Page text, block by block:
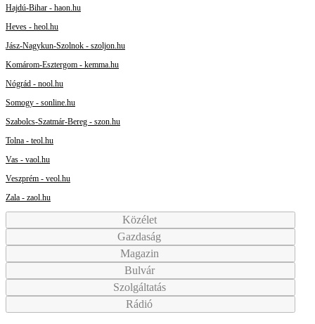
Hajdú-Bihar - haon.hu
Heves - heol.hu
Jász-Nagykun-Szolnok - szoljon.hu
Komárom-Esztergom - kemma.hu
Nógrád - nool.hu
Somogy - sonline.hu
Szabolcs-Szatmár-Bereg - szon.hu
Tolna - teol.hu
Vas - vaol.hu
Veszprém - veol.hu
Zala - zaol.hu
Közélet
Gazdaság
Magazin
Bulvár
Szolgáltatás
Rádió